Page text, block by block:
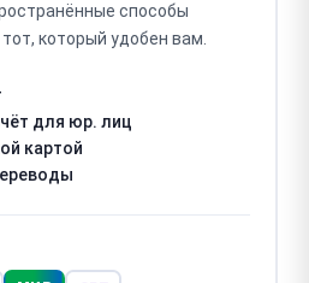
способы
который удобен вам.
для юр. лиц
картой